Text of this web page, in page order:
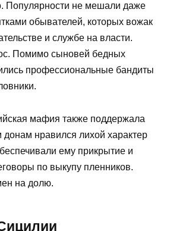
Популярности не мешали даже
обывателей, которых вожак
и службе на власти.
Помимо сыновей бедных
профессиональные бандиты
мафия также поддержала
нравился лихой характер
ему прикрытие и
по выкупу пленников.
на долю.